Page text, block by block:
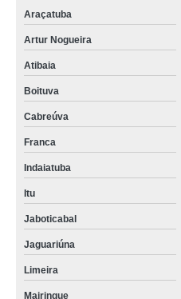
Araçatuba
Artur Nogueira
Atibaia
Boituva
Cabreúva
Franca
Indaiatuba
Itu
Jaboticabal
Jaguariúna
Limeira
Mairinque